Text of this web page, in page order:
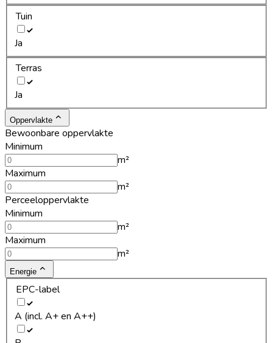
Tuin
Ja
Terras
Ja
Oppervlakte
Bewoonbare oppervlakte
Minimum
m²
Maximum
m²
Perceeloppervlakte
Minimum
m²
Maximum
m²
Energie
EPC-label
A (incl. A+ en A++)